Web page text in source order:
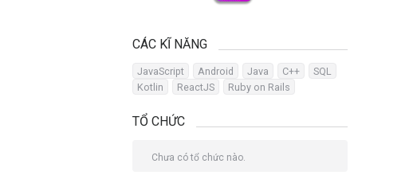
CÁC KĨ NĂNG
JavaScript Android Java C++
SQL
Kotlin
ReactJS Ruby on Rails
TỔ CHỨC
Chưa có tổ chức nào.